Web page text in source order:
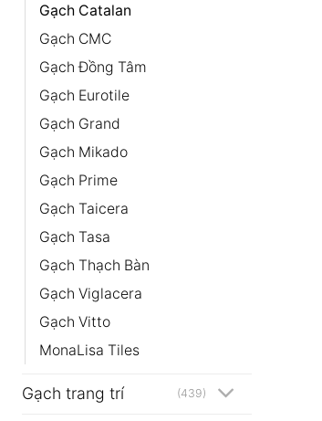
Gạch Catalan
Gạch CMC
Gạch Đồng Tâm
Gạch Eurotile
Gạch Grand
Gạch Mikado
Gạch Prime
Gạch Taicera
Gạch Tasa
Gạch Thạch Bàn
Gạch Viglacera
Gạch Vitto
MonaLisa Tiles
Gạch trang trí (439)